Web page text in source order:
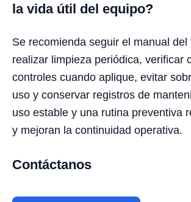
la vida útil del equipo?
Se recomienda seguir el manual del
realizar limpieza periódica, verificar
controles cuando aplique, evitar
uso y conservar registros de
uso estable y una rutina preventiva
y mejoran la continuidad operativa.
Contáctanos